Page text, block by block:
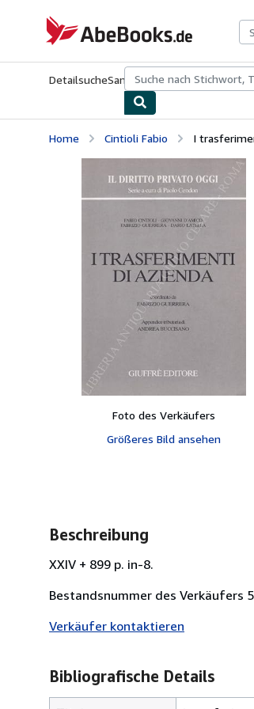
AbeBooks.de
DetailsucheSammlungenAntiquarische
Home Cintioli Fabio I
Foto des Verkäufers
Größeres Bild ansehen
Beschreibung
XXIV + 899 p. in-8.
Bestandsnummer des Verkäufers
Verkäufer kontaktieren
Bibliografische Details